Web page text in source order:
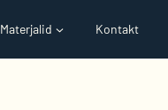
Materjalid Kontakt